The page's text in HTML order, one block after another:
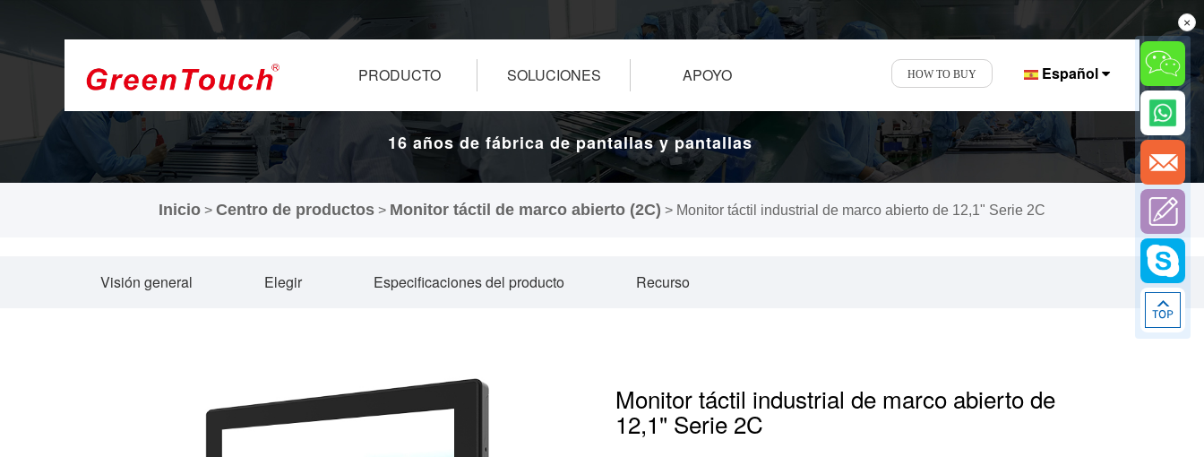
PRODUCTO SOLUCIONES APOYO Español
HOW TO BUY
16 años de fábrica de pantallas y pantallas
táctiles.
Inicio > Centro de productos > Monitor táctil de marco abierto (2C) > Monitor táctil industrial de marco abierto de 12,1" Serie 2C
Visión general Elegir Especificaciones del producto Recurso
Monitor táctil industrial de marco abierto de
12,1" Serie 2C
×